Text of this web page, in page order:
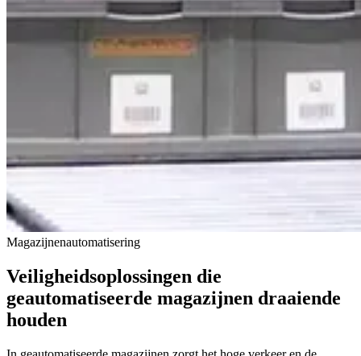
Magazijnenautomatisering
Veiligheidsoplossingen die
geautomatiseerde magazijnen draaiende
houden